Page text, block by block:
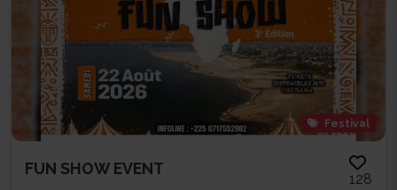
Festival
FUN SHOW EVENT
128